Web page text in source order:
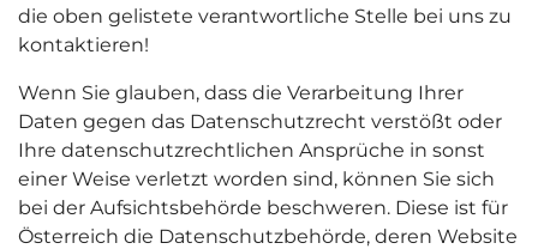
die oben gelistete verantwortliche Stelle bei uns zu
kontaktieren!
Wenn Sie glauben, dass die Verarbeitung Ihrer
Daten gegen das Datenschutzrecht verstößt oder
Ihre datenschutzrechtlichen Ansprüche in sonst
einer Weise verletzt worden sind, können Sie sich
bei der Aufsichtsbehörde beschweren. Diese ist für
Österreich die Datenschutzbehörde, deren Website